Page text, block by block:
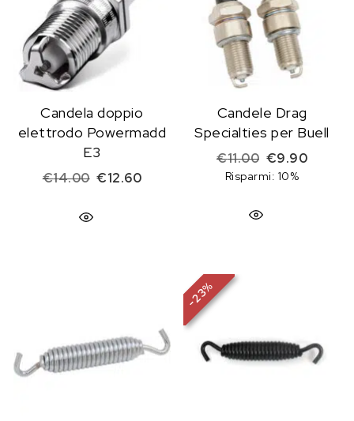
Candela doppio
elettrodo Powermadd
E3
€14.00 Il prezzo originale era: €14.00.
€12.60Il prezzo attuale è: €12.60.
Candele Drag
Specialties per Buell
€11.00 Il prezzo
€9.90Il
Risparmi: 10%
-
23
%